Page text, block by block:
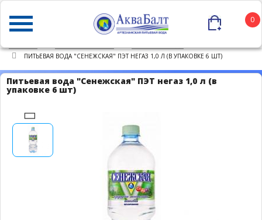
0
ПИТЬЕВАЯ ВОДА "СЕНЕЖСКАЯ" ПЭТ НЕГАЗ 1,0 Л (В УПАКОВКЕ 6 ШТ)
Питьевая вода "Сенежская" ПЭТ негаз 1,0 л (в
упаковке 6 шт)